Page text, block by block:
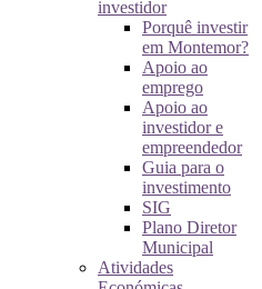
investidor
Porquê investir
em Montemor?
Apoio ao
emprego
Apoio ao
investidor e
empreendedor
Guia para o
investimento
SIG
Plano Diretor
Municipal
Atividades